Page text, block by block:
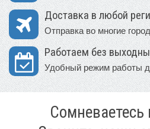
Доставка в любой
Отправка во многие
Работаем без
Удобный режим работы